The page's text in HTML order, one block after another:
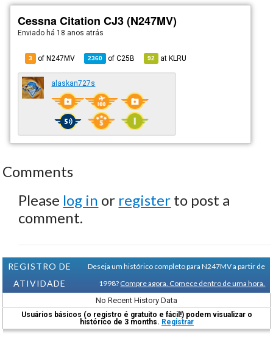
Cessna Citation CJ3 (N247MV)
Enviado há 18 anos atrás
3 of N247MV 2360 ofC25B 92 atKLRU
alaskan727s
Comments
Please log in or register to post a
comment.
REGISTRO DE
ATIVIDADE
Deseja um histórico completo para N247MV a partir de
1998? Compre agora. Comece dentro de uma hora.
No Recent History Data
Usuários básicos (o registro é gratuito e fácil!) podem visualizar o
histórico de 3 months. Registrar